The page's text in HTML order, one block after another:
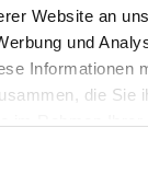
Website an
und
Informationen
die Sie